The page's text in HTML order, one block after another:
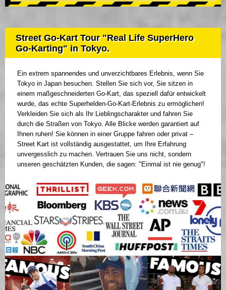
Street Go-Kart Tour "Real Life SuperHero
Go-Karting" in Tokyo.
Ein extrem spannendes und unverzichtbares Erlebnis, wenn Sie
Tokyo in Japan besuchen. Stellen Sie sich vor, Sie sitzen in
einem maßgeschneiderten Go-Kart, das speziell dafür entwickelt
wurde, das echte Superhelden-Go-Kart-Erlebnis zu ermöglichen!
Verkleiden Sie sich als Ihr Lieblingscharakter und fahren Sie
durch die Straßen von Tokyo. Alle Blicke werden garantiert auf
Ihnen ruhen! Sie können in einer Gruppe fahren oder privat –
Street Kart ist vollständig ausgestattet, um Ihre Erfahrung
unvergesslich zu machen. Vertrauen Sie uns nicht, sondern
unseren geschätzten Kunden, die sagen: "Einmal ist nie genug"!